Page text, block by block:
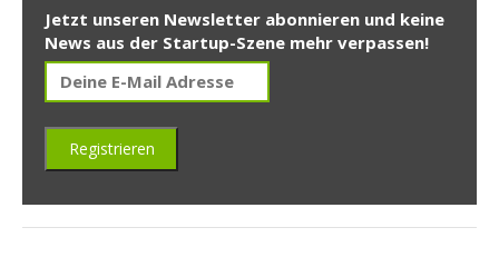
Jetzt unseren Newsletter abonnieren und keine
News aus der Startup-Szene mehr verpassen!